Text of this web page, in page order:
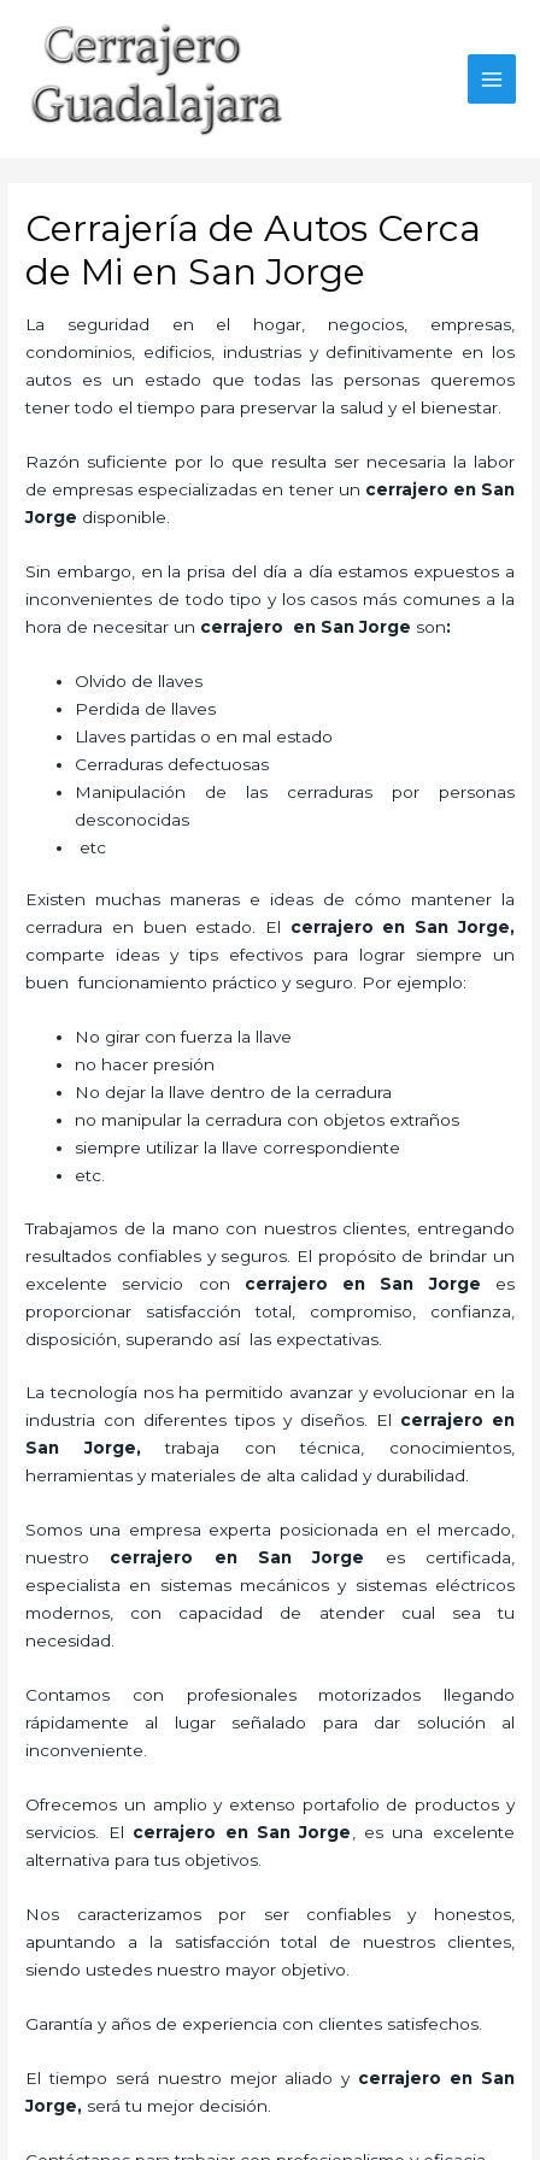
contenido
Cerrajería de Autos Cerca
de Mi en San Jorge
La seguridad en el hogar, negocios, empresas,
condominios, edificios, industrias y definitivamente en los
autos es un estado que todas las personas queremos
tener todo el tiempo para preservar la salud y el bienestar.
Razón suficiente por lo que resulta ser necesaria la labor
de empresas especializadas en tener un cerrajero en San
Jorge disponible.
Sin embargo, en la prisa del día a día estamos expuestos a
inconvenientes de todo tipo y los casos más comunes a la
hora de necesitar un cerrajero en San Jorge son:
Olvido de llaves
Perdida de llaves
Llaves partidas o en mal estado
Cerraduras defectuosas
Manipulación de las cerraduras por personas
desconocidas
etc
Existen muchas maneras e ideas de cómo mantener la
cerradura en buen estado. El cerrajero en San Jorge,
comparte ideas y tips efectivos para lograr siempre un
buen funcionamiento práctico y seguro. Por ejemplo:
No girar con fuerza la llave
no hacer presión
No dejar la llave dentro de la cerradura
no manipular la cerradura con objetos extraños
siempre utilizar la llave correspondiente
etc.
Trabajamos de la mano con nuestros clientes, entregando
resultados confiables y seguros. El propósito de brindar un
excelente servicio con cerrajero en San Jorge es
proporcionar satisfacción total, compromiso, confianza,
disposición, superando así las expectativas.
La tecnología nos ha permitido avanzar y evolucionar en la
industria con diferentes tipos y diseños. El cerrajero en
San Jorge,trabaja con técnica, conocimientos,
herramientas y materiales de alta calidad y durabilidad.
Somos una empresa experta posicionada en el mercado,
nuestro cerrajero en San Jorge es certificada,
especialista en sistemas mecánicos y sistemas eléctricos
modernos, con capacidad de atender cual sea tu
necesidad.
Contamos con profesionales motorizados llegando
rápidamente al lugar señalado para dar solución al
inconveniente.
Ofrecemos un amplio y extenso portafolio de productos y
servicios. El cerrajero en San Jorge , es una excelente
alternativa para tus objetivos.
Nos caracterizamos por ser confiables y honestos,
apuntando a la satisfacción total de nuestros clientes,
siendo ustedes nuestro mayor objetivo.
Garantía y años de experiencia con clientes satisfechos.
El tiempo será nuestro mejor aliado y cerrajero en San
Jorge, será tu mejor decisión.